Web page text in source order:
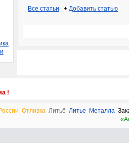
Все статьи + Добавить статью
!
России Отливка Литьё Литье Металла